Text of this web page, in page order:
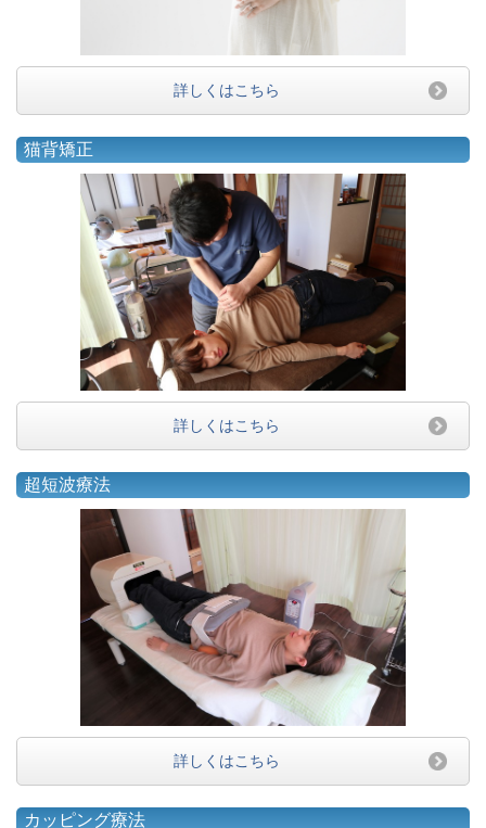
詳しくはこちら
猫背矯正
詳しくはこちら
超短波療法
詳しくはこちら
カッピング療法